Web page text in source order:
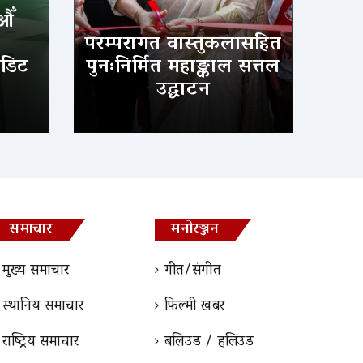
परम्परागत वास्तुकलासहित
पुनःनिर्मित महाङ्काल सत्तल
उद्घाटन
समाचार
मुख्य समाचार
स्थानिय समाचार
राष्ट्रिय समाचार
मनोरञ्जन
गीत/संगीत
फिल्मी खबर
बलिउड / हलिउड